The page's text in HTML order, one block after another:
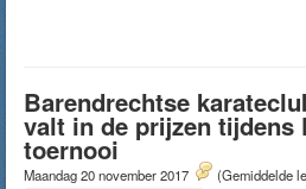
Barendrechtse
valt in de prijzen tijdens
toernooi
Maandag 20 november 2017 (Gemiddelde